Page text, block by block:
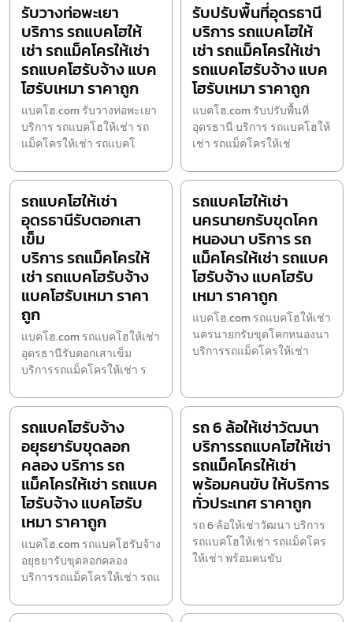
รับวางท่อพะเยา
บริการ รถแบคโฮให้
เช่า รถแม็คโครให้เช่า
รถแบคโฮรับจ้าง แบค
โฮรับเหมา ราคาถูก
แบคโฮ.com รับวางท่อพะเยา
บริการ รถแบคโฮให้เช่า รถ
แม็คโครให้เช่า รถแบคโ
รับปรับพื้นที่อุดรธานี
บริการ รถแบคโฮให้
เช่า รถแม็คโครให้เช่า
รถแบคโฮรับจ้าง แบค
โฮรับเหมา ราคาถูก
แบคโฮ.com รับปรับพื้นที่
อุดรธานี บริการ รถแบคโฮให้
เช่า รถแม็คโครให้เช่
รถแบคโฮให้เช่า
อุดรธานีรับตอกเสา
เข็ม
บริการ รถแม็คโครให้
เช่า รถแบคโฮรับจ้าง
แบคโฮรับเหมา ราคา
ถูก
แบคโฮ.com รถแบคโฮให้เช่า
อุดรธานีรับตอกเสาเข็ม
บริการรถแม็คโครให้เช่า ร
รถแบคโฮให้เช่า
นครนายกรับขุดโคก
หนองนา บริการ รถ
แม็คโครให้เช่า รถแบค
โฮรับจ้าง แบคโฮรับ
เหมา ราคาถูก
แบคโฮ.com รถแบคโฮให้เช่า
นครนายกรับขุดโคกหนองนา
บริการรถแม็คโครให้เช่า
รถแบคโฮรับจ้าง
อยุธยารับขุดลอก
คลอง บริการ รถ
แม็คโครให้เช่า รถแบค
โฮรับจ้าง แบคโฮรับ
เหมา ราคาถูก
แบคโฮ.com รถแบคโฮรับจ้าง
อยุธยารับขุดลอกคลอง
บริการรถแม็คโครให้เช่า รถแ
รถ 6 ล้อให้เช่าวัฒนา
บริการรถแบคโฮให้เช่า
รถแม็คโครให้เช่า
พร้อมคนขับ ให้บริการ
ทั่วประเทศ ราคาถูก
รถ 6 ล้อให้เช่าวัฒนา บริการ
รถแบคโฮให้เช่า รถแม็คโคร
ให้เช่า พร้อมคนขับ